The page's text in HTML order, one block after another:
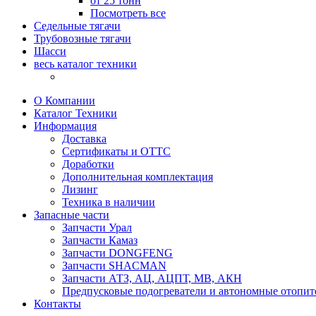
Посмотреть все
Седельные тягачи
Трубовозные тягачи
Шасси
весь каталог техники
О Компании
Каталог Техники
Информация
Доставка
Сертификаты и ОТТС
Доработки
Дополнительная комплектация
Лизинг
Техника в наличии
Запасные части
Запчасти Урал
Запчасти Камаз
Запчасти DONGFENG
Запчасти SHACMAN
Запчасти АТЗ, АЦ, АЦПТ, МВ, АКН
Предпусковые подогреватели и автономные
Контакты